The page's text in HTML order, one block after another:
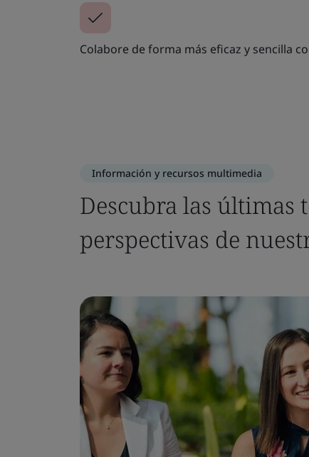
Colabore de forma más eficaz y sencilla
Información y recursos multimedia
Descubra las últimas
perspectivas de